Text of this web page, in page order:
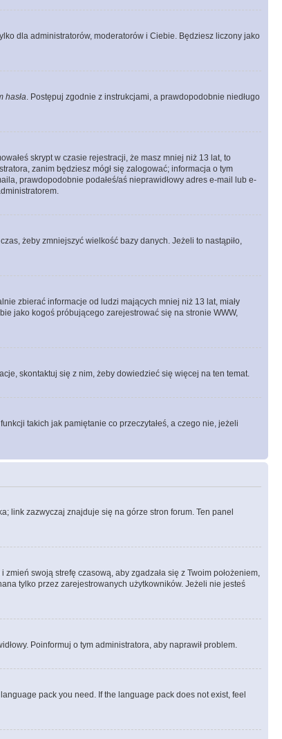
dla administratorów, moderatorów i Ciebie. Będziesz liczony jako
hasła. Postępuj zgodnie z instrukcjami, a prawdopodobnie niedługo
skrypt w czasie rejestracji, że masz mniej niż 13 lat, to
zanim będziesz mógł się zalogować; informacja o tym
prawdopodobnie podałeś/aś nieprawidłowy adres e-mail lub e-
żeby zmniejszyć wielkość bazy danych. Jeżeli to nastąpiło,
zbierać informacje od ludzi mających mniej niż 13 lat, miały
jako kogoś próbującego zarejestrować się na stronie WWW,
skontaktuj się z nim, żeby dowiedzieć się więcej na ten temat.
takich jak pamiętanie co przeczytałeś, a czego nie, jeżeli
link zazwyczaj znajduje się na górze stron forum. Ten panel
swoją strefę czasową, aby zgadzała się z Twoim położeniem,
tylko przez zarejestrowanych użytkowników. Jeżeli nie jesteś
Poinformuj o tym administratora, aby naprawił problem.
pack you need. If the language pack does not exist, feel